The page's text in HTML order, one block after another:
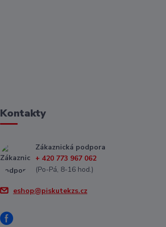
Kontakty
Zákaznická podpora
+ 420 773 967 062
(Po-Pá, 8-16 hod.)
eshop@piskutekzs.cz